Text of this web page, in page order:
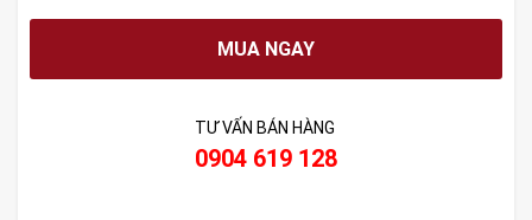
MUA NGAY
TƯ VẤN BÁN HÀNG
0904 619 128